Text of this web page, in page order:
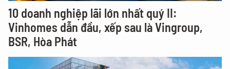
10 doanh nghiệp lãi lớn nhất quý II:
Vinhomes dẫn đầu, xếp sau là Vingroup,
BSR, Hòa Phát